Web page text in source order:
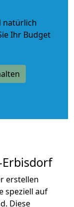
natürlich
Ihr Budget
erstellen
speziell auf
Diese